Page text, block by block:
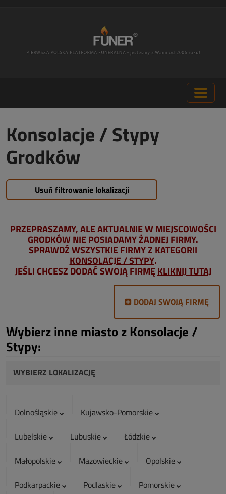
Konsolacje / Stypy
Grodków
Usuń filtrowanie lokalizacji
PRZEPRASZAMY, ALE AKTUALNIE W MIEJSCOWOŚCI
GRODKÓW NIE POSIADAMY ŻADNEJ FIRMY.
SPRAWDŹ WSZYSTKIE FIRMY Z KATEGORII
KONSOLACJE / STYPY.
JEŚLI CHCESZ DODAĆ SWOJĄ FIRMĘKLIKNIJ TUTAJ
DODAJ SWOJĄ FIRMĘ
Wybierz inne miasto z Konsolacje /
Stypy:
WYBIERZ LOKALIZACJĘ
Dolnośląskie
Kujawsko-Pomorskie
Lubelskie
Lubuskie
Łódzkie
Małopolskie
Mazowieckie
Opolskie
Podkarpackie
Podlaskie
Pomorskie